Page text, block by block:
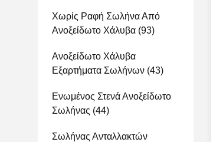
Χωρίς Ραφή Σωλήνα Από
Ανοξείδωτο Χάλυβα (93)
Ανοξείδωτο Χάλυβα
Εξαρτήματα Σωλήνων (43)
Ενωμένος Στενά Ανοξείδωτο
Σωλήνας (44)
Σωλήνας Ανταλλακτών